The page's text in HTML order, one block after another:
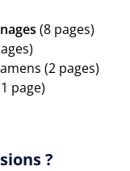
(8 pages)
(2 pages)
page)
?